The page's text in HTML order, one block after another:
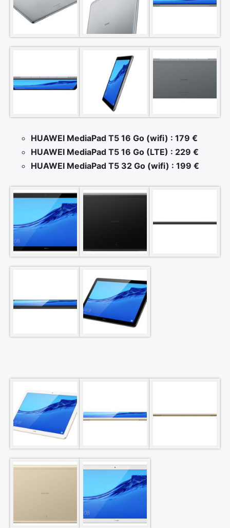
HUAWEI MediaPad T5 16 Go (wifi) : 179 €
HUAWEI MediaPad T5 16 Go (LTE) : 229 €
HUAWEI MediaPad T5 32 Go (wifi) : 199 €
Rechercher